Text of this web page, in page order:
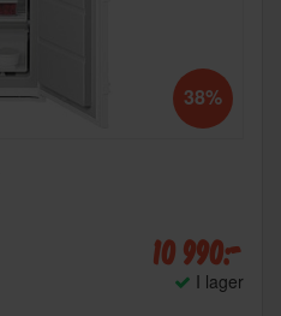
38%
10 990:-
I lager